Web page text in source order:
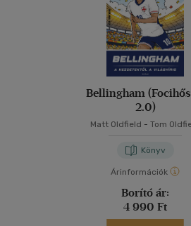
Bellingham
2.0)
Matt Oldfield -Tom
Könyv
Árinformációk
Borító ár:
4 990 Ft